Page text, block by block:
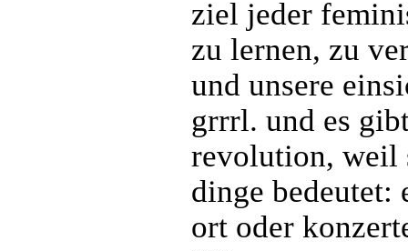
ziel jeder
zu lernen, zu
und unsere
grrrl. und es
revolution, weil
dinge bedeutet:
ort oder